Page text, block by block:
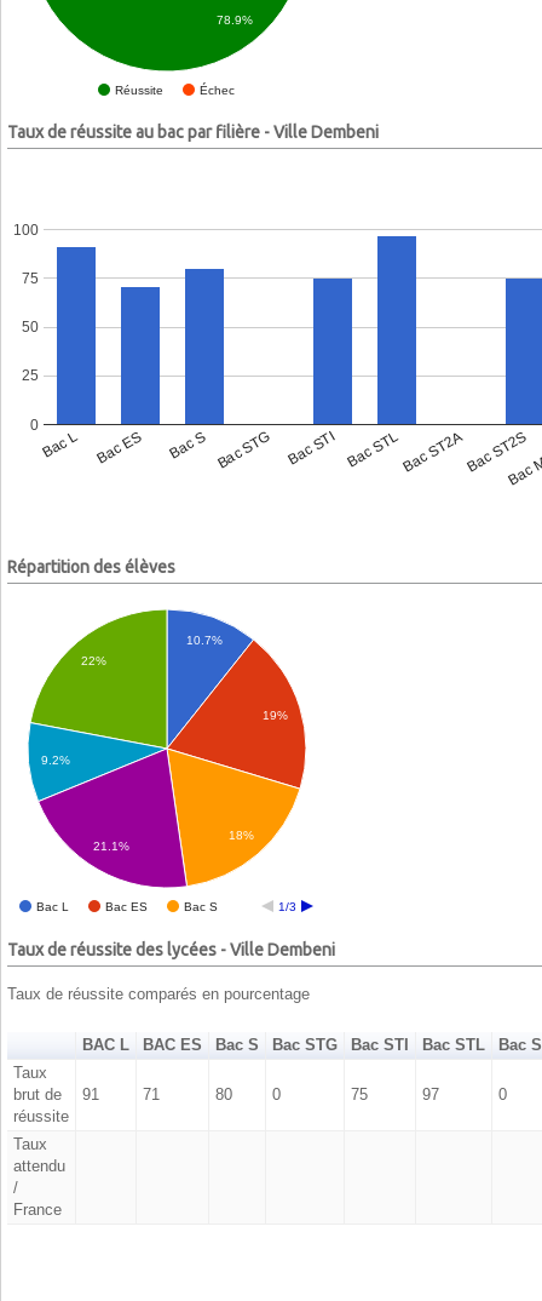
Réussite Échec
78.9%
Taux de réussite au bac par filière - Ville Dembeni
Bac L Bac ES Bac S Bac STG Bac STI Bac STLBac ST2ABac ST2S
0
25
50
75
100
Répartition des élèves
Bac L Bac ES Bac S 1/3
10.7%
19%
18%
22%
9.2%
21.1%
Taux de réussite des lycées - Ville Dembeni
Taux de réussite comparés en pourcentage
BAC L BAC ES Bac S Bac STG Bac STI Bac STL
Bac
Taux
brut de
réussite
91 71 80 0 75 97 0
Taux
attendu
/
France